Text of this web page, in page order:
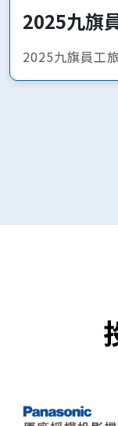
2025九旗
2025九旗員工